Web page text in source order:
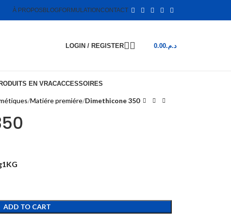
À PROPOSBLOGFORMULATIONCONTACT
LOGIN / REGISTER د.م.0.00
EN VRACACCESSOIRES
Matiére premiére Dimethicone 350
1KG
ADD TO CART